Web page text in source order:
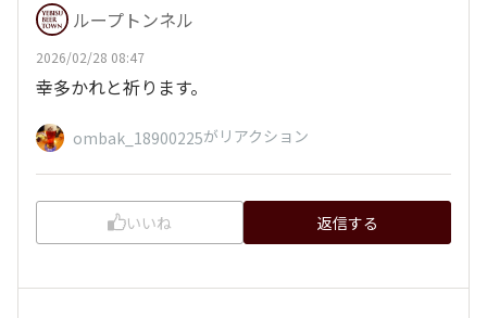
ループトンネル
2026/02/28 08:47
幸多かれと祈ります。
ombak_18900225がリアクション
いいね 返信する